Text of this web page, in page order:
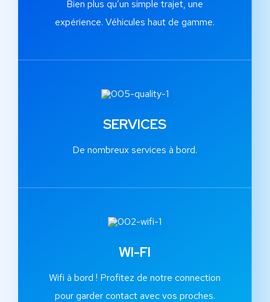
Bien plus qu’un simple trajet, une
expérience. Véhicules haut de gamme.
SERVICES
De nombreux services à bord.
WI-FI
Wifi à bord ! Profitez de notre connection
pour garder contact avec vos proches.